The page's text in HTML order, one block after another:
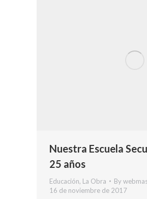
Nuestra Escuela
25 años
Educación, La Obra By
16 de noviembre de 2017